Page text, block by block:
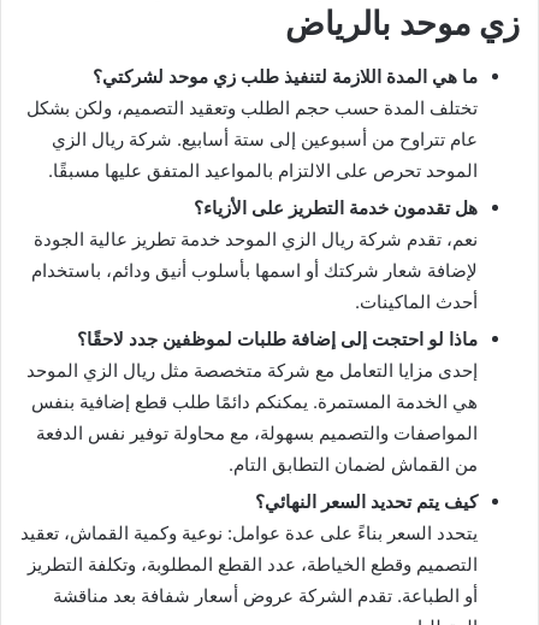
زي موحد بالرياض
ما هي المدة اللازمة لتنفيذ طلب زي موحد لشركتي؟
تختلف المدة حسب حجم الطلب وتعقيد التصميم، ولكن بشكل
عام تتراوح من أسبوعين إلى ستة أسابيع. شركة ريال الزي
الموحد تحرص على الالتزام بالمواعيد المتفق عليها مسبقًا.
هل تقدمون خدمة التطريز على الأزياء؟
نعم، تقدم شركة ريال الزي الموحد خدمة تطريز عالية الجودة
لإضافة شعار شركتك أو اسمها بأسلوب أنيق ودائم، باستخدام
أحدث الماكينات.
ماذا لو احتجت إلى إضافة طلبات لموظفين جدد لاحقًا؟
إحدى مزايا التعامل مع شركة متخصصة مثل ريال الزي الموحد
هي الخدمة المستمرة. يمكنكم دائمًا طلب قطع إضافية بنفس
المواصفات والتصميم بسهولة، مع محاولة توفير نفس الدفعة
من القماش لضمان التطابق التام.
كيف يتم تحديد السعر النهائي؟
يتحدد السعر بناءً على عدة عوامل: نوعية وكمية القماش، تعقيد
التصميم وقطع الخياطة، عدد القطع المطلوبة، وتكلفة التطريز
أو الطباعة. تقدم الشركة عروض أسعار شفافة بعد مناقشة